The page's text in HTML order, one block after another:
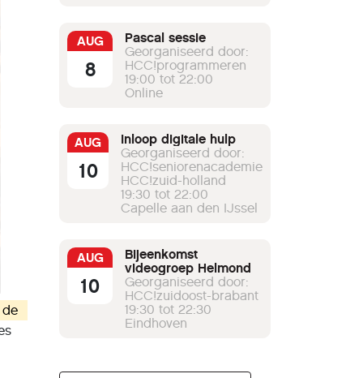
de
AUG
8
Pascal sessie
Georganiseerd door:
HCC!programmeren
19:00 tot 22:00
Online
AUG
10
Inloop digitale hulp
Georganiseerd door:
HCC!seniorenacademie
HCC!zuid-holland
19:30 tot 22:00
Capelle aan den IJssel
AUG
10
Bijeenkomst
videogroep Helmond
Georganiseerd door:
HCC!zuidoost-brabant
19:30 tot 22:30
Eindhoven